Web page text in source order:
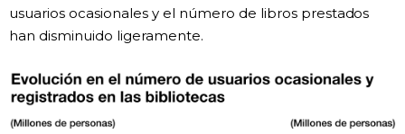
usuarios ocasionales y el número de libros prestados
han disminuido ligeramente.